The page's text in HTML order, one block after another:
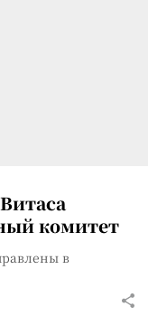
комитет
в